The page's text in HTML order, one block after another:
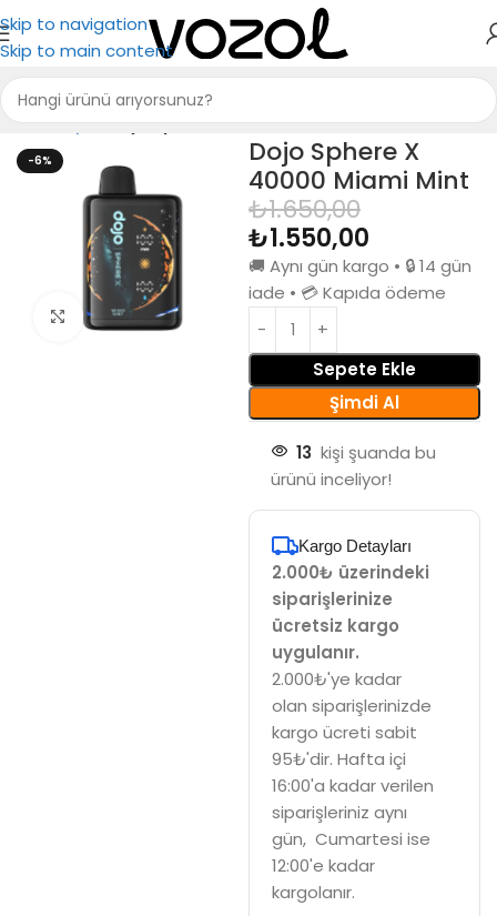
Skip to navigation
Skip to main content
Ana Sayfa Dojo Sphere X 40000
-6%
Büyütmek için tıkla
Dojo Sphere X
40000 Miami Mint
₺1.650,00
₺1.550,00
🚚 Aynı gün kargo • 🔒 14 gün
iade • 💳 Kapıda ödeme
Sepete Ekle
Şimdi Al
13 kişi şuanda bu
ürünü inceliyor!
Kargo Detayları
2.000₺ üzerindeki
siparişlerinize
ücretsiz kargo
uygulanır.
2.000₺'ye kadar
olan siparişlerinizde
kargo ücreti sabit
95₺'dir. Hafta içi
16:00'a kadar verilen
siparişleriniz aynı
gün, Cumartesi ise
12:00'e kadar
kargolanır.